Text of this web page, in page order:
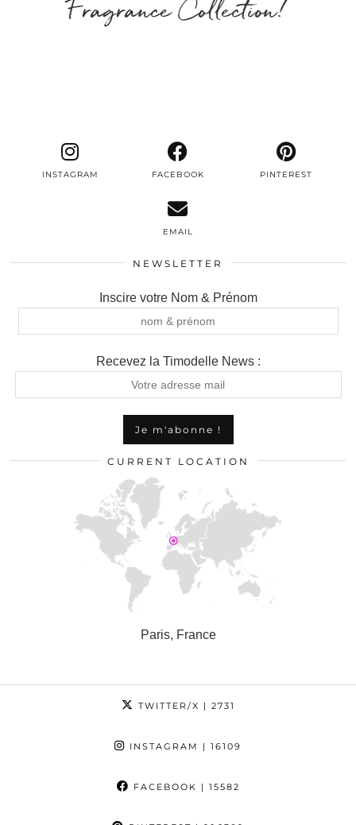
Fragrance Collection!
INSTAGRAM FACEBOOK PINTEREST
EMAIL
NEWSLETTER
Inscire votre Nom & Prénom
Recevez la Timodelle News :
CURRENT LOCATION
Paris, France
TWITTER/X | 2731
INSTAGRAM | 16109
FACEBOOK | 15582